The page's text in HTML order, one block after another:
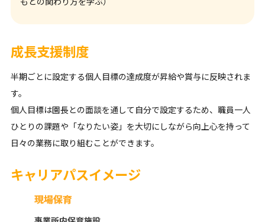
成長支援制度
半期ごとに設定する個人目標の達成度が昇給や賞与に反映されま
す。
個人目標は園長との面談を通して自分で設定するため、職員一人
ひとりの課題や「なりたい姿」を大切にしながら向上心を持って
日々の業務に取り組むことができます。
キャリアパスイメージ